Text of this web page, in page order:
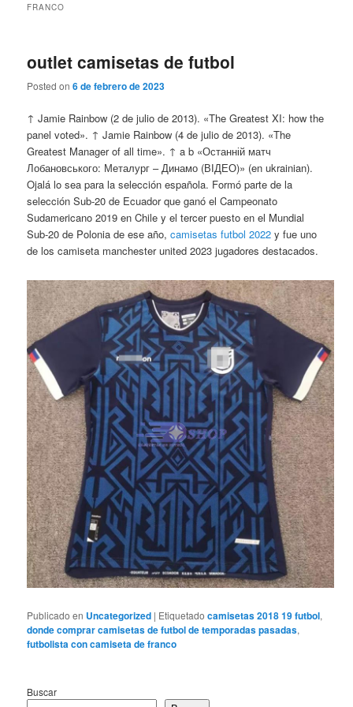
FRANCO
outlet camisetas de futbol
Posted on6 de febrero de 2023
↑ Jamie Rainbow (2 de julio de 2013). «The Greatest XI: how the
panel voted». ↑ Jamie Rainbow (4 de julio de 2013). «The
Greatest Manager of all time». ↑ a b «Останній матч
Лобановського: Металург – Динамо (ВІДЕО)» (en ukrainian).
Ojalá lo sea para la selección española. Formó parte de la
selección Sub-20 de Ecuador que ganó el Campeonato
Sudamericano 2019 en Chile y el tercer puesto en el Mundial
Sub-20 de Polonia de ese año,camisetas futbol 2022 y fue uno
de los camiseta manchester united 2023 jugadores destacados.
Publicado en Uncategorized | Etiquetado camisetas 2018 19 futbol,
donde comprar camisetas de futbol de temporadas pasadas,
futbolista con camiseta de franco
Buscar